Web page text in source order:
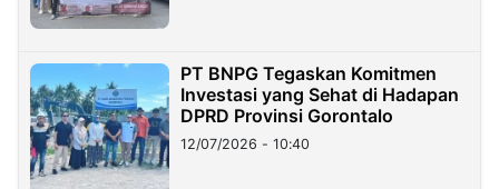
PT BNPG Tegaskan Komitmen
Investasi yang Sehat di Hadapan
DPRD Provinsi Gorontalo
12/07/2026 - 10:40